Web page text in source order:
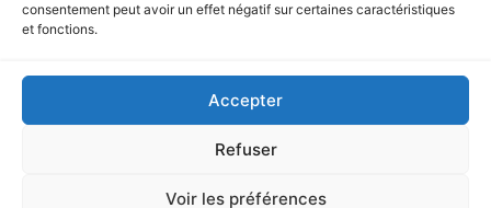
consentement peut avoir un effet négatif sur certaines caractéristiques
et fonctions.
Accepter
Refuser
Voir les préférences
Nom